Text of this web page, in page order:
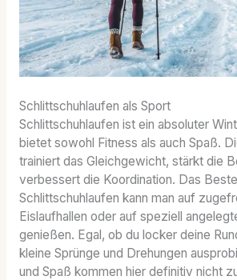
Schlittschuhlaufen als Sport
Schlittschuhlaufen ist ein absoluter
bietet sowohl Fitness als auch Spaß.
trainiert das Gleichgewicht, stärkt die
verbessert die Koordination. Das
Schlittschuhlaufen kann man auf
Eislaufhallen oder auf speziell
genießen. Egal, ob du locker deine
kleine Sprünge und Drehungen
und Spaß kommen hier definitiv nicht